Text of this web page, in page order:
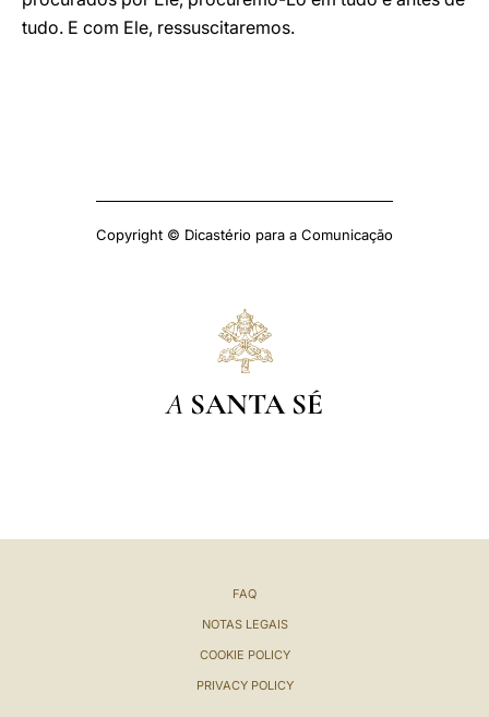
tudo. E com Ele, ressuscitaremos.
Copyright © Dicastério para a Comunicação
A SANTA SÉ
FAQ
NOTAS LEGAIS
COOKIE POLICY
PRIVACY POLICY